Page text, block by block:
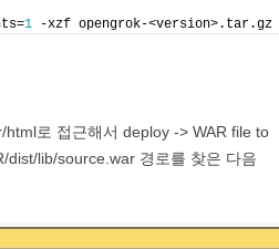
1 -xzf opengrok-<version>.tar.gz
로 접근해서 deploy -> WAR file to
dist/lib/source.war 경로를 찾은 다음